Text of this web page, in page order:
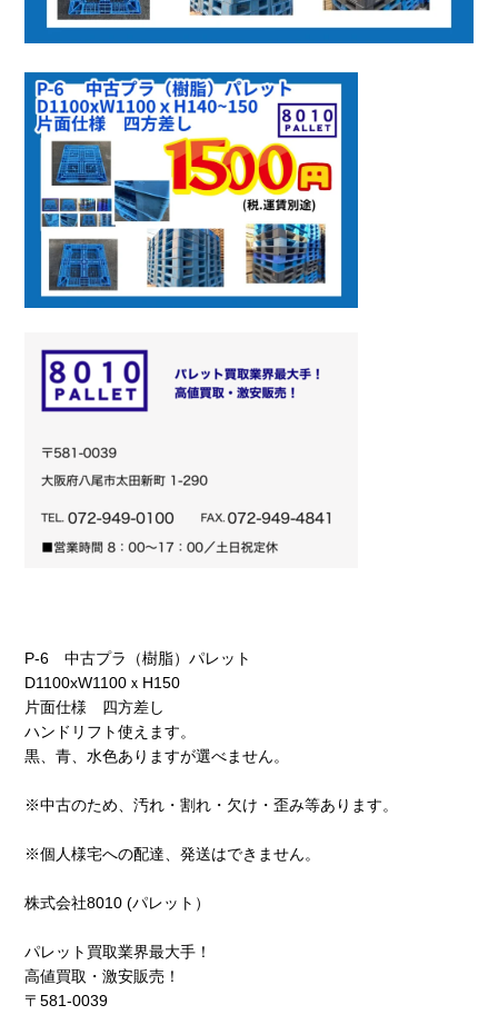
P-6 中古プラ（樹脂）パレット
D1100xW1100ｘH150
片面仕様 四方差し
ハンドリフト使えます。
黒、青、水色ありますが選べません。
※中古のため、汚れ・割れ・欠け・歪み等あります。
※個人様宅への配達、発送はできません。
株式会社8010 (パレット）
パレット買取業界最大手！
高値買取・激安販売！
〒581-0039